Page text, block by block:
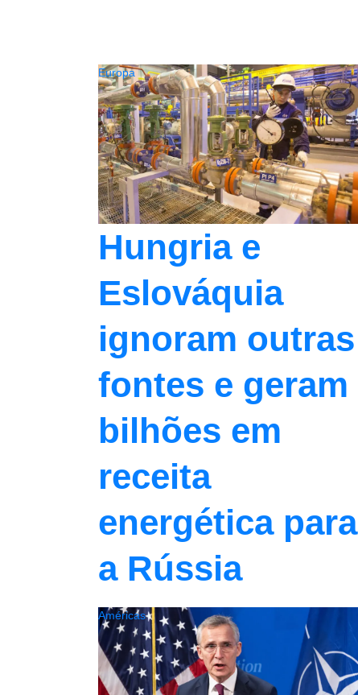
Hungria e
Eslováquia
ignoram outras
fontes e geram
bilhões em
receita
energética para
a Rússia
Europa
Américas